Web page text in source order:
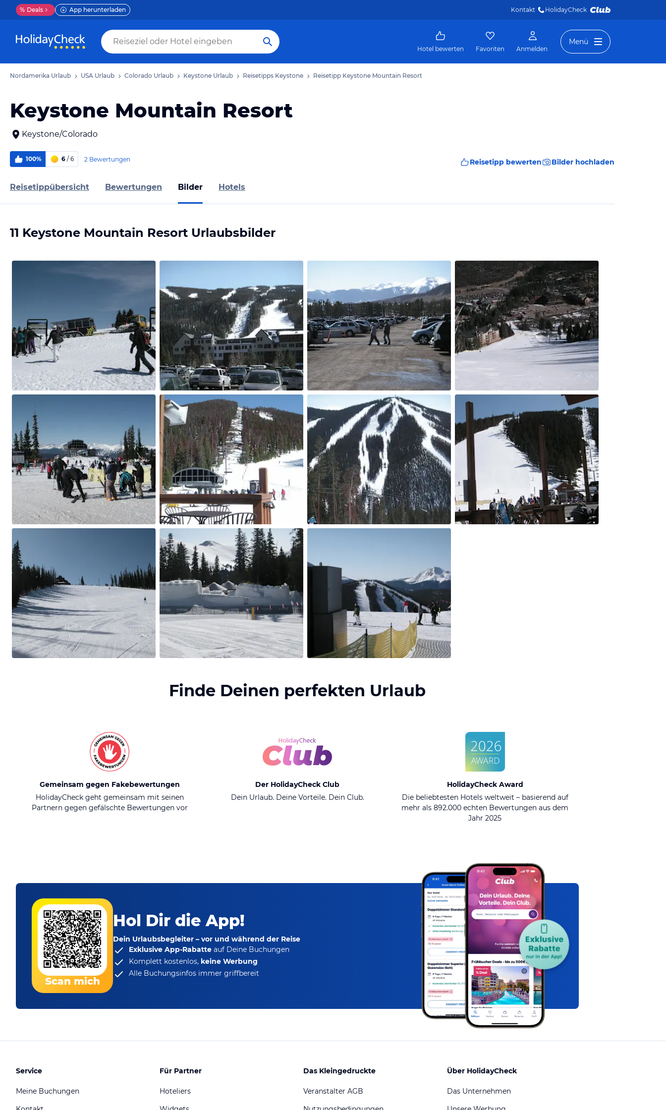
% Deals App herunterladen Kontakt HolidayCheck
Hotel bewerten Favoriten Anmelden
Menü
Nordamerika Urlaub USA Urlaub Colorado Urlaub Keystone Urlaub Reisetipps Keystone Reisetipp Keystone Mountain Resort
Keystone Mountain Resort
Keystone/Colorado
100% 6 / 6 2 Bewertungen Reisetipp bewerten Bilder hochladen
Reisetippübersicht Bewertungen Bilder Hotels
11 Keystone Mountain Resort Urlaubsbilder
Finde Deinen perfekten Urlaub
Gemeinsam gegen Fakebewertungen
HolidayCheck geht gemeinsam mit seinen
Partnern gegen gefälschte Bewertungen vor
Der HolidayCheck Club
Dein Urlaub. Deine Vorteile. Dein Club.
HolidayCheck Award
Die beliebtesten Hotels weltweit – basierend auf
mehr als 892.000 echten Bewertungen aus dem
Jahr 2025
Scan mich
Hol Dir die App!
Dein Urlaubsbegleiter – vor und während der Reise
Exklusive App-Rabatte auf Deine Buchungen
Komplett kostenlos, keine Werbung
Alle Buchungsinfos immer griffbereit
Service
Meine Buchungen
Für Partner
Hoteliers
Das Kleingedruckte
Veranstalter AGB
Über HolidayCheck
Das Unternehmen